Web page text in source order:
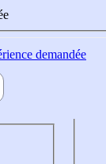
demandée